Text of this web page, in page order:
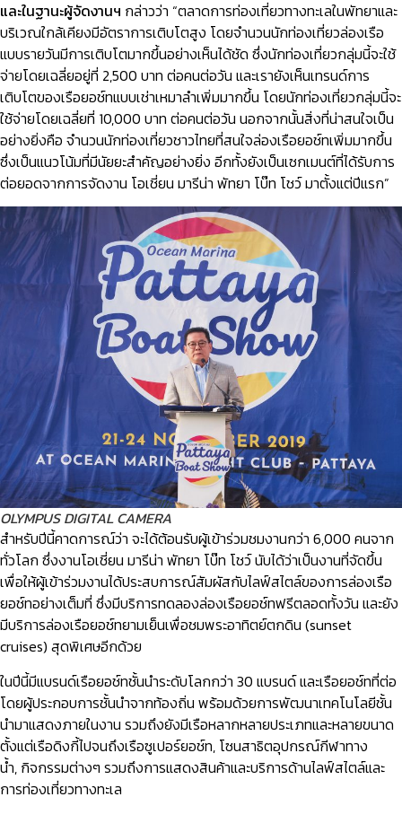
และในฐานะผู้จัดงานฯ กล่าวว่า “ตลาดการท่องเที่ยวทางทะเลในพัทยาและ
บริเวณใกล้เคียงมีอัตราการเติบโตสูง โดยจำนวนนักท่องเที่ยวล่องเรือ
แบบรายวันมีการเติบโตมากขึ้นอย่างเห็นได้ชัด ซึ่งนักท่องเที่ยวกลุ่มนี้จะใช้
จ่ายโดยเฉลี่ยอยู่ที่ 2,500 บาท ต่อคนต่อวัน และเรายังเห็นเทรนด์การ
เติบโตของเรือยอช์ทแบบเช่าเหมาลำเพิ่มมากขึ้น โดยนักท่องเที่ยวกลุ่มนี้จะ
ใช้จ่ายโดยเฉลี่ยที่ 10,000 บาท ต่อคนต่อวัน นอกจากนั้นสิ่งที่น่าสนใจเป็น
อย่างยิ่งคือ จำนวนนักท่องเที่ยวชาวไทยที่สนใจล่องเรือยอช์ทเพิ่มมากขึ้น
ซึ่งเป็นแนวโน้มที่มีนัยยะสำคัญอย่างยิ่ง อีกทั้งยังเป็นเซกเมนต์ที่ได้รับการ
ต่อยอดจากการจัดงาน โอเชี่ยน มารีน่า พัทยา โบ๊ท โชว์ มาตั้งแต่ปีแรก”
OLYMPUS DIGITAL CAMERA
สำหรับปีนี้คาดการณ์ว่า จะได้ต้อนรับผู้เข้าร่วมชมงานกว่า 6,000 คนจาก
ทั่วโลก ซึ่งงานโอเชี่ยน มารีน่า พัทยา โบ๊ท โชว์ นับได้ว่าเป็นงานที่จัดขึ้น
เพื่อให้ผู้เข้าร่วมงานได้ประสบการณ์สัมผัสกับไลฟ์สไตล์ของการล่องเรือ
ยอช์ทอย่างเต็มที่ ซึ่งมีบริการทดลองล่องเรือยอช์ทฟรีตลอดทั้งวัน และยัง
มีบริการล่องเรือยอช์ทยามเย็นเพื่อชมพระอาทิตย์ตกดิน (sunset
cruises) สุดพิเศษอีกด้วย
ในปีนี้มีแบรนด์เรือยอช์ทชั้นนำระดับโลกกว่า 30 แบรนด์ และเรือยอช์ทที่ต่อ
โดยผู้ประกอบการชั้นนำจากท้องถิ่น พร้อมด้วยการพัฒนาเทคโนโลยีชั้น
นำมาแสดงภายในงาน รวมถึงยังมีเรือหลากหลายประเภทและหลายขนาด
ตั้งแต่เรือดิงกี้ไปจนถึงเรือซูเปอร์ยอช์ท, โซนสาธิตอุปกรณ์กีฬาทาง
น้ำ, กิจกรรมต่างๆ รวมถึงการแสดงสินค้าและบริการด้านไลฟ์สไตล์และ
การท่องเที่ยวทางทะเล